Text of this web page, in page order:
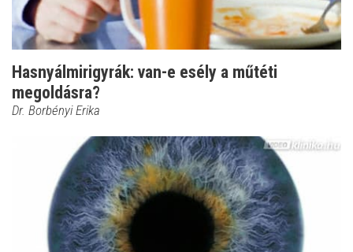
Hasnyálmirigyrák: van-e esély a műtéti
megoldásra?
Dr. Borbényi Erika